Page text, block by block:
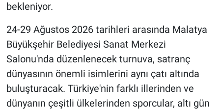
bekleniyor.
24-29 Ağustos 2026 tarihleri arasında Malatya
Büyükşehir Belediyesi Sanat Merkezi
Salonu'nda düzenlenecek turnuva, satranç
dünyasının önemli isimlerini aynı çatı altında
buluşturacak. Türkiye'nin farklı illerinden ve
dünyanın çeşitli ülkelerinden sporcular, altı gün